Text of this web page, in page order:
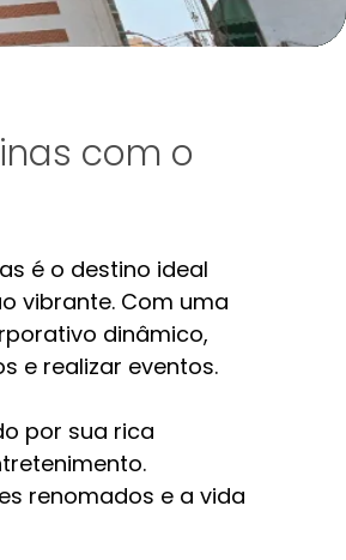
com o
é o destino ideal
vibrante. Com uma
dinâmico,
e realizar eventos.
por sua rica
renomados e a vida